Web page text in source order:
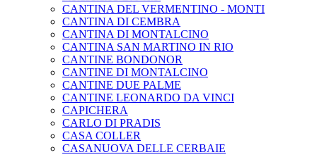
CANTINA DEL VERMENTINO - MONTI
CANTINA DI CEMBRA
CANTINA DI MONTALCINO
CANTINA SAN MARTINO IN RIO
CANTINE BONDONOR
CANTINE DI MONTALCINO
CANTINE DUE PALME
CANTINE LEONARDO DA VINCI
CAPICHERA
CARLO DI PRADIS
CASA COLLER
CASANUOVA DELLE CERBAIE